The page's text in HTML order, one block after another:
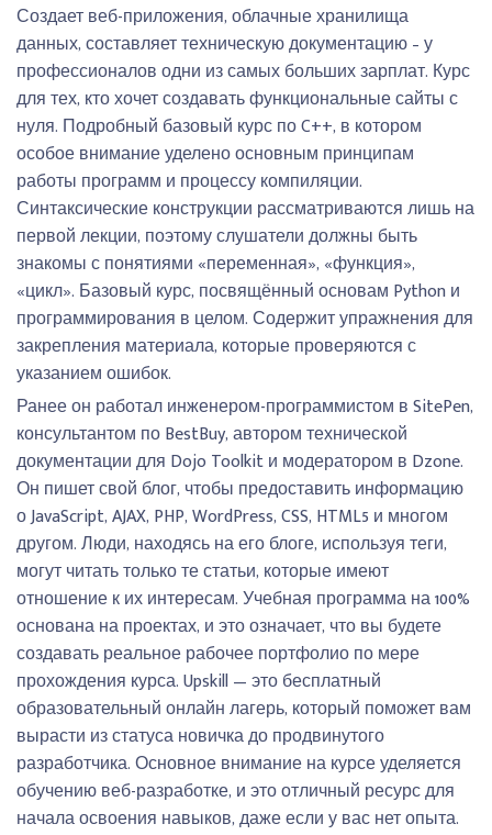
Создает веб-приложения, облачные хранилища
данных, составляет техническую документацию – у
профессионалов одни из самых больших зарплат. Курс
для тех, кто хочет создавать функциональные сайты с
нуля. Подробный базовый курс по C++, в котором
особое внимание уделено основным принципам
работы программ и процессу компиляции.
Синтаксические конструкции рассматриваются лишь на
первой лекции, поэтому слушатели должны быть
знакомы с понятиями «переменная», «функция»,
«цикл». Базовый курс, посвящённый основам Python и
программирования в целом. Содержит упражнения для
закрепления материала, которые проверяются с
указанием ошибок.
Ранее он работал инженером-программистом в SitePen,
консультантом по BestBuy, автором технической
документации для Dojo Toolkit и модератором в Dzone.
Он пишет свой блог, чтобы предоставить информацию
о JavaScript, AJAX, PHP, WordPress, CSS, HTML5 и многом
другом. Люди, находясь на его блоге, используя теги,
могут читать только те статьи, которые имеют
отношение к их интересам. Учебная программа на 100%
основана на проектах, и это означает, что вы будете
создавать реальное рабочее портфолио по мере
прохождения курса. Upskill — это бесплатный
образовательный онлайн лагерь, который поможет вам
вырасти из статуса новичка до продвинутого
разработчика. Основное внимание на курсе уделяется
обучению веб-разработке, и это отличный ресурс для
начала освоения навыков, даже если у вас нет опыта.